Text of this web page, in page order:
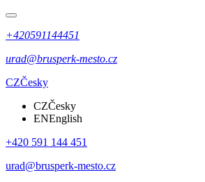
+420591144451
urad@brusperk-mesto.cz
CZČesky
CZČesky
ENEnglish
+420 591 144 451
urad@brusperk-mesto.cz